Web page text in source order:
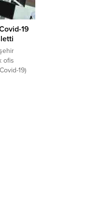
19
ofis
19)
şehirde